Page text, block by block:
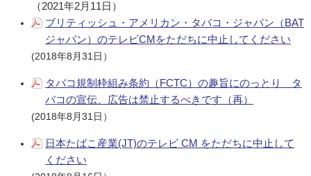
（2021年2月11日）
ブリティッシュ・アメリカン・タバコ・ジャパン（BAT
ジャパン）のテレビCMをただちに中⽌してください
(2018年8月31日）
タバコ規制枠組み条約（FCTC）の趣旨にのっとり タ
バコの宣伝、広告は禁止するべきです（再）
(2018年8月31日）
日本たばこ産業(JT)のテレビ CM をただちに中止して
ください